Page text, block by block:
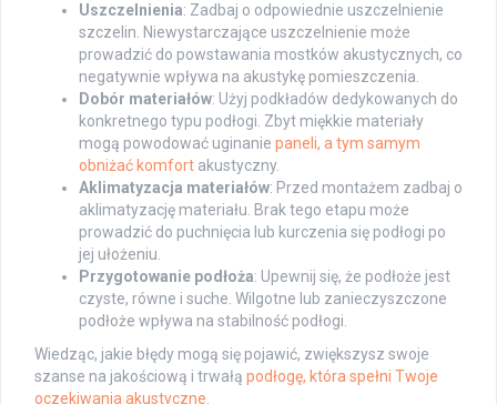
Uszczelnienia: Zadbaj o odpowiednie uszczelnienie
szczelin. Niewystarczające uszczelnienie może
prowadzić do powstawania mostków akustycznych, co
negatywnie wpływa na akustykę pomieszczenia.
Dobór materiałów: Użyj podkładów dedykowanych do
konkretnego typu podłogi. Zbyt miękkie materiały
mogą powodować uginanie paneli, a tym samym
obniżać komfort akustyczny.
Aklimatyzacja materiałów: Przed montażem zadbaj o
aklimatyzację materiału. Brak tego etapu może
prowadzić do puchnięcia lub kurczenia się podłogi po
jej ułożeniu.
Przygotowanie podłoża: Upewnij się, że podłoże jest
czyste, równe i suche. Wilgotne lub zanieczyszczone
podłoże wpływa na stabilność podłogi.
Wiedząc, jakie błędy mogą się pojawić, zwiększysz swoje
szanse na jakościową i trwałą podłogę, która spełni Twoje
oczekiwania akustyczne.